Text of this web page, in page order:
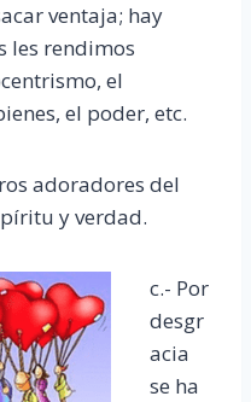
ventaja; hay
les rendimos
el
el poder, etc.
adoradores del
y verdad.
c.- Por
desgr
acia
se ha